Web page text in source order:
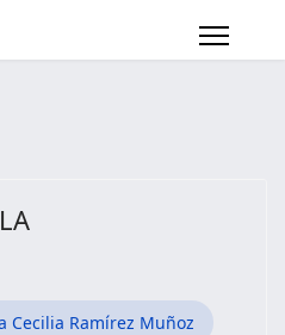
Cecilia Ramírez Muñoz